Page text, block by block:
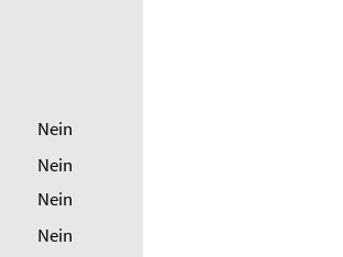
Nein
Nein
Nein
Nein